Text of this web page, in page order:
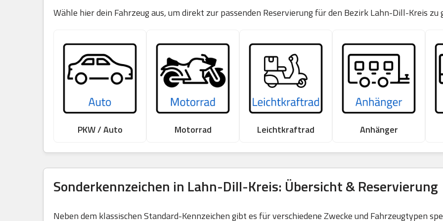
Wähle hier dein Fahrzeug aus, um direkt zur passenden Reservierung für den Bezirk Lahn-Dill-Kreis zu
PKW / Auto Motorrad Leichtkraftrad Anhänger
Sonderkennzeichen in Lahn-Dill-Kreis: Übersicht & Reservierung
Neben dem klassischen Standard-Kennzeichen gibt es für verschiedene Zwecke und Fahrzeugtypen